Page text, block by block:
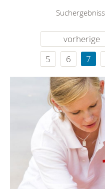
vorherige
5
6 7